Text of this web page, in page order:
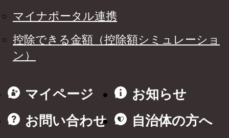
マイナポータル連携
控除できる金額（控除額シミュレーショ
ン）
マイページ
お知らせ
お問い合わせ
自治体の方へ